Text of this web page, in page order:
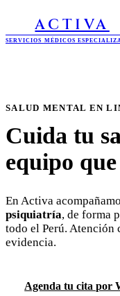
ACTIVA
SERVICIOS MÉDICOS
SALUD MENTAL EN
Cuida tu
equipo
En Activa
psiquiatría, de forma
todo el Perú. Atención
evidencia.
Agenda tu cita por